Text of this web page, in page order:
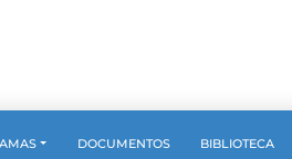
DOCUMENTOS BIBLIOTECA